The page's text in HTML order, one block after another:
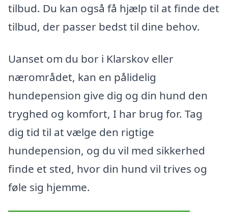
tilbud. Du kan også få hjælp til at finde det
tilbud, der passer bedst til dine behov.
Uanset om du bor i Klarskov eller
nærområdet, kan en pålidelig
hundepension give dig og din hund den
tryghed og komfort, I har brug for. Tag
dig tid til at vælge den rigtige
hundepension, og du vil med sikkerhed
finde et sted, hvor din hund vil trives og
føle sig hjemme.